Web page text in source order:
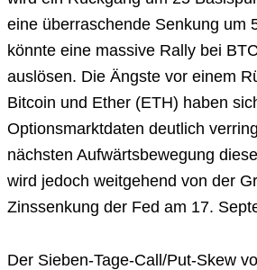
eine überraschende Senkung um
könnte eine massive Rally bei
auslösen. Die Ängste vor einem
Bitcoin und Ether (ETH) haben
Optionsmarktdaten deutlich
nächsten Aufwärtsbewegung
wird jedoch weitgehend von der
Zinssenkung der Fed am 17.
Der Sieben-Tage-Call/Put-Skew